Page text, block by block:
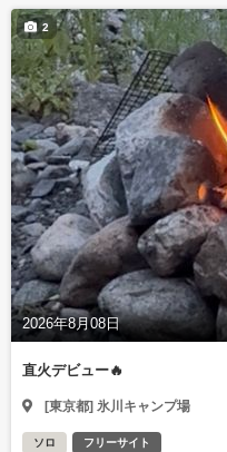
2026年8月08日
2
直火デビュー🔥
[東京都] 氷川キャンプ場
ソロ フリーサイト